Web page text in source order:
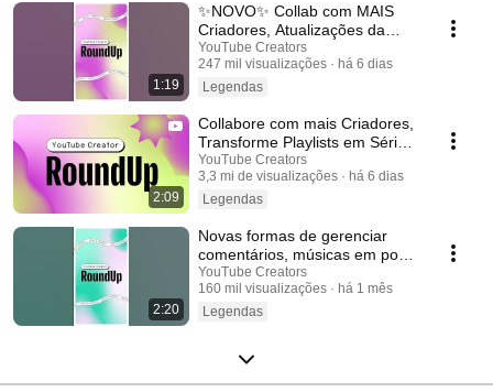
1:19
✨NOVO✨ Collab com MAIS
Criadores, Atualizações da
Comunidade e muito mais!
#shortsroundup
YouTube Creators
247 mil visualizações
há 6 dias
Legendas
2:09
Collabore com mais Criadores,
Transforme Playlists em Séries
e mais | Resumo do Criador
YouTube Creators
3,3 mi de visualizações
há 6 dias
Legendas
2:20
Novas formas de gerenciar
comentários, músicas em posts
de imagem e mais!
#shortsroundup 🗞️✨
YouTube Creators
160 mil visualizações
há 1 mês
Legendas